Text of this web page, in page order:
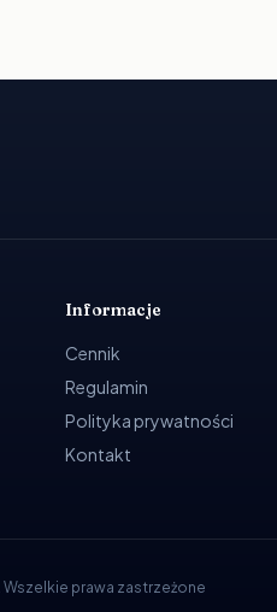
Informacje
Cennik
Regulamin
Polityka prywatności
Kontakt
Wszelkie prawa zastrzeżone